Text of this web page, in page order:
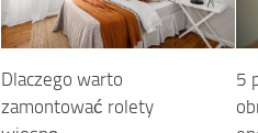
Dlaczego warto
zamontować rolety
5